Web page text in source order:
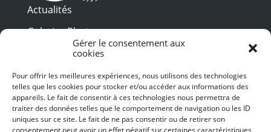
Gérer le consentement aux
cookies
Pour offrir les meilleures expériences, nous utilisons des technologies
telles que les cookies pour stocker et/ou accéder aux informations des
appareils. Le fait de consentir à ces technologies nous permettra de
traiter des données telles que le comportement de navigation ou les ID
uniques sur ce site. Le fait de ne pas consentir ou de retirer son
consentement peut avoir un effet négatif sur certaines caractéristiques
Actualités
Galeries Photos
Vidéothèque
Presse
Programme PDF
Billetterie
Recrutement